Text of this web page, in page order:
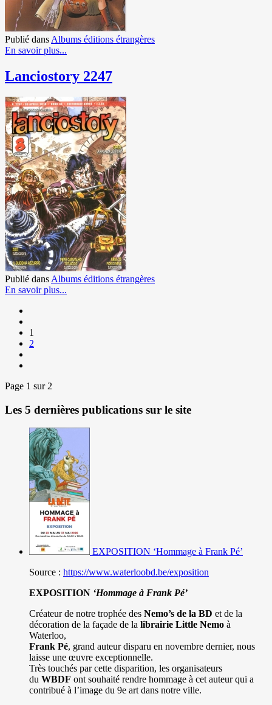
Publié dans Albums éditions étrangères
En savoir plus...
Lanciostory 2247
Publié dans Albums éditions étrangères
En savoir plus...
1
2
Page 1 sur 2
Les 5 dernières publications sur le site
EXPOSITION ‘Hommage à Frank Pé’
Source : https://www.waterloobd.be/exposition
EXPOSITION ‘Hommage à Frank Pé’
Créateur de notre trophée des Nemo’s de la BD et de la
décoration de la façade de la librairie Little Nemo à
Waterloo,
Frank Pé, grand auteur disparu en novembre dernier, nous
laisse une œuvre exceptionnelle.
Très touchés par cette disparition, les organisateurs
du WBDF ont souhaité rendre hommage à cet auteur qui a
contribué à l’image du 9e art dans notre ville.